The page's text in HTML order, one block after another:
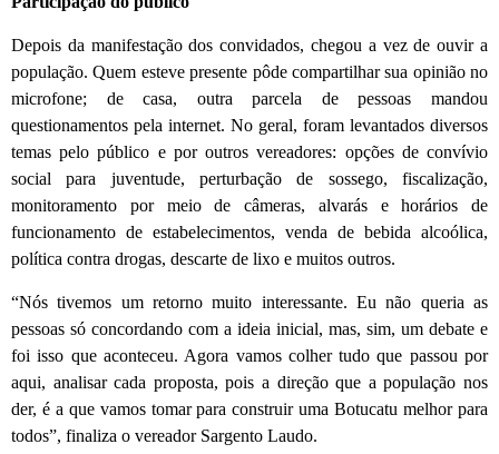
Depois da manifestação dos convidados, chegou a vez de ouvir a
população. Quem esteve presente pôde compartilhar sua opinião no
microfone; de casa, outra parcela de pessoas mandou
questionamentos pela internet. No geral, foram levantados diversos
temas pelo público e por outros vereadores: opções de convívio
social para juventude, perturbação de sossego, fiscalização,
monitoramento por meio de câmeras, alvarás e horários de
funcionamento de estabelecimentos, venda de bebida alcoólica,
política contra drogas, descarte de lixo e muitos outros.
“Nós tivemos um retorno muito interessante. Eu não queria as
pessoas só concordando com a ideia inicial, mas, sim, um debate e
foi isso que aconteceu. Agora vamos colher tudo que passou por
aqui, analisar cada proposta, pois a direção que a população nos
der, é a que vamos tomar para construir uma Botucatu melhor para
todos”, finaliza o vereador Sargento Laudo.